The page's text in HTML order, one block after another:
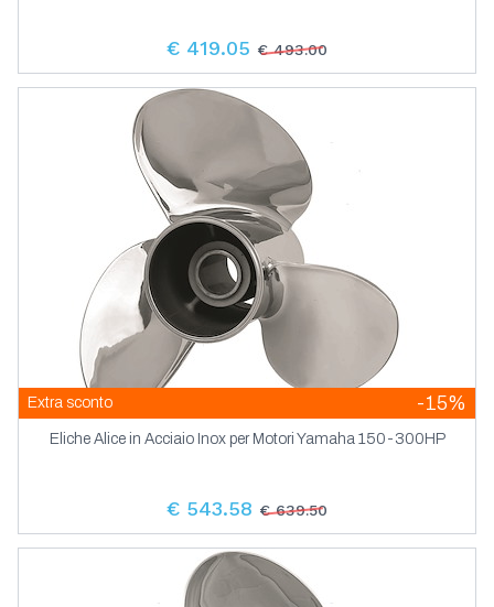
€ 419.05 € 493.00
Extra sconto -15%
Eliche Alice in Acciaio Inox per Motori Yamaha 150-300HP
€ 543.58 € 639.50